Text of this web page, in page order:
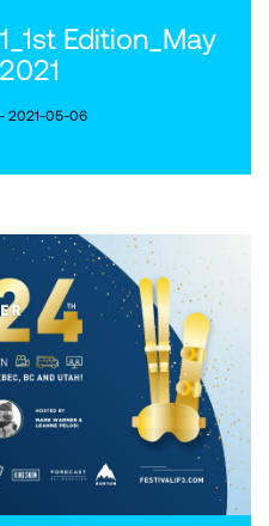
Edition_May
2021-05-06